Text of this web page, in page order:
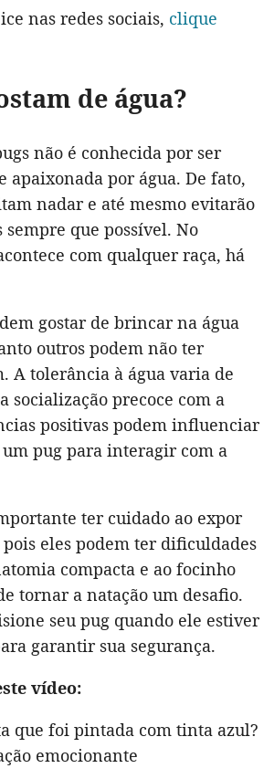
nas redes sociais, clique
de água?
não é conhecida por ser
por água. De fato,
nadar e até mesmo evitarão
sempre que possível. No
com qualquer raça, há
gostar de brincar na água
outros podem não ter
A tolerância à água varia de
socialização precoce com a
positivas podem influenciar
um pug para interagir com a
ter cuidado ao expor
eles podem ter dificuldades
compacta e ao focinho
tornar a natação um desafio.
seu pug quando ele estiver
garantir sua segurança.
vídeo:
que foi pintada com tinta azul?
emocionante